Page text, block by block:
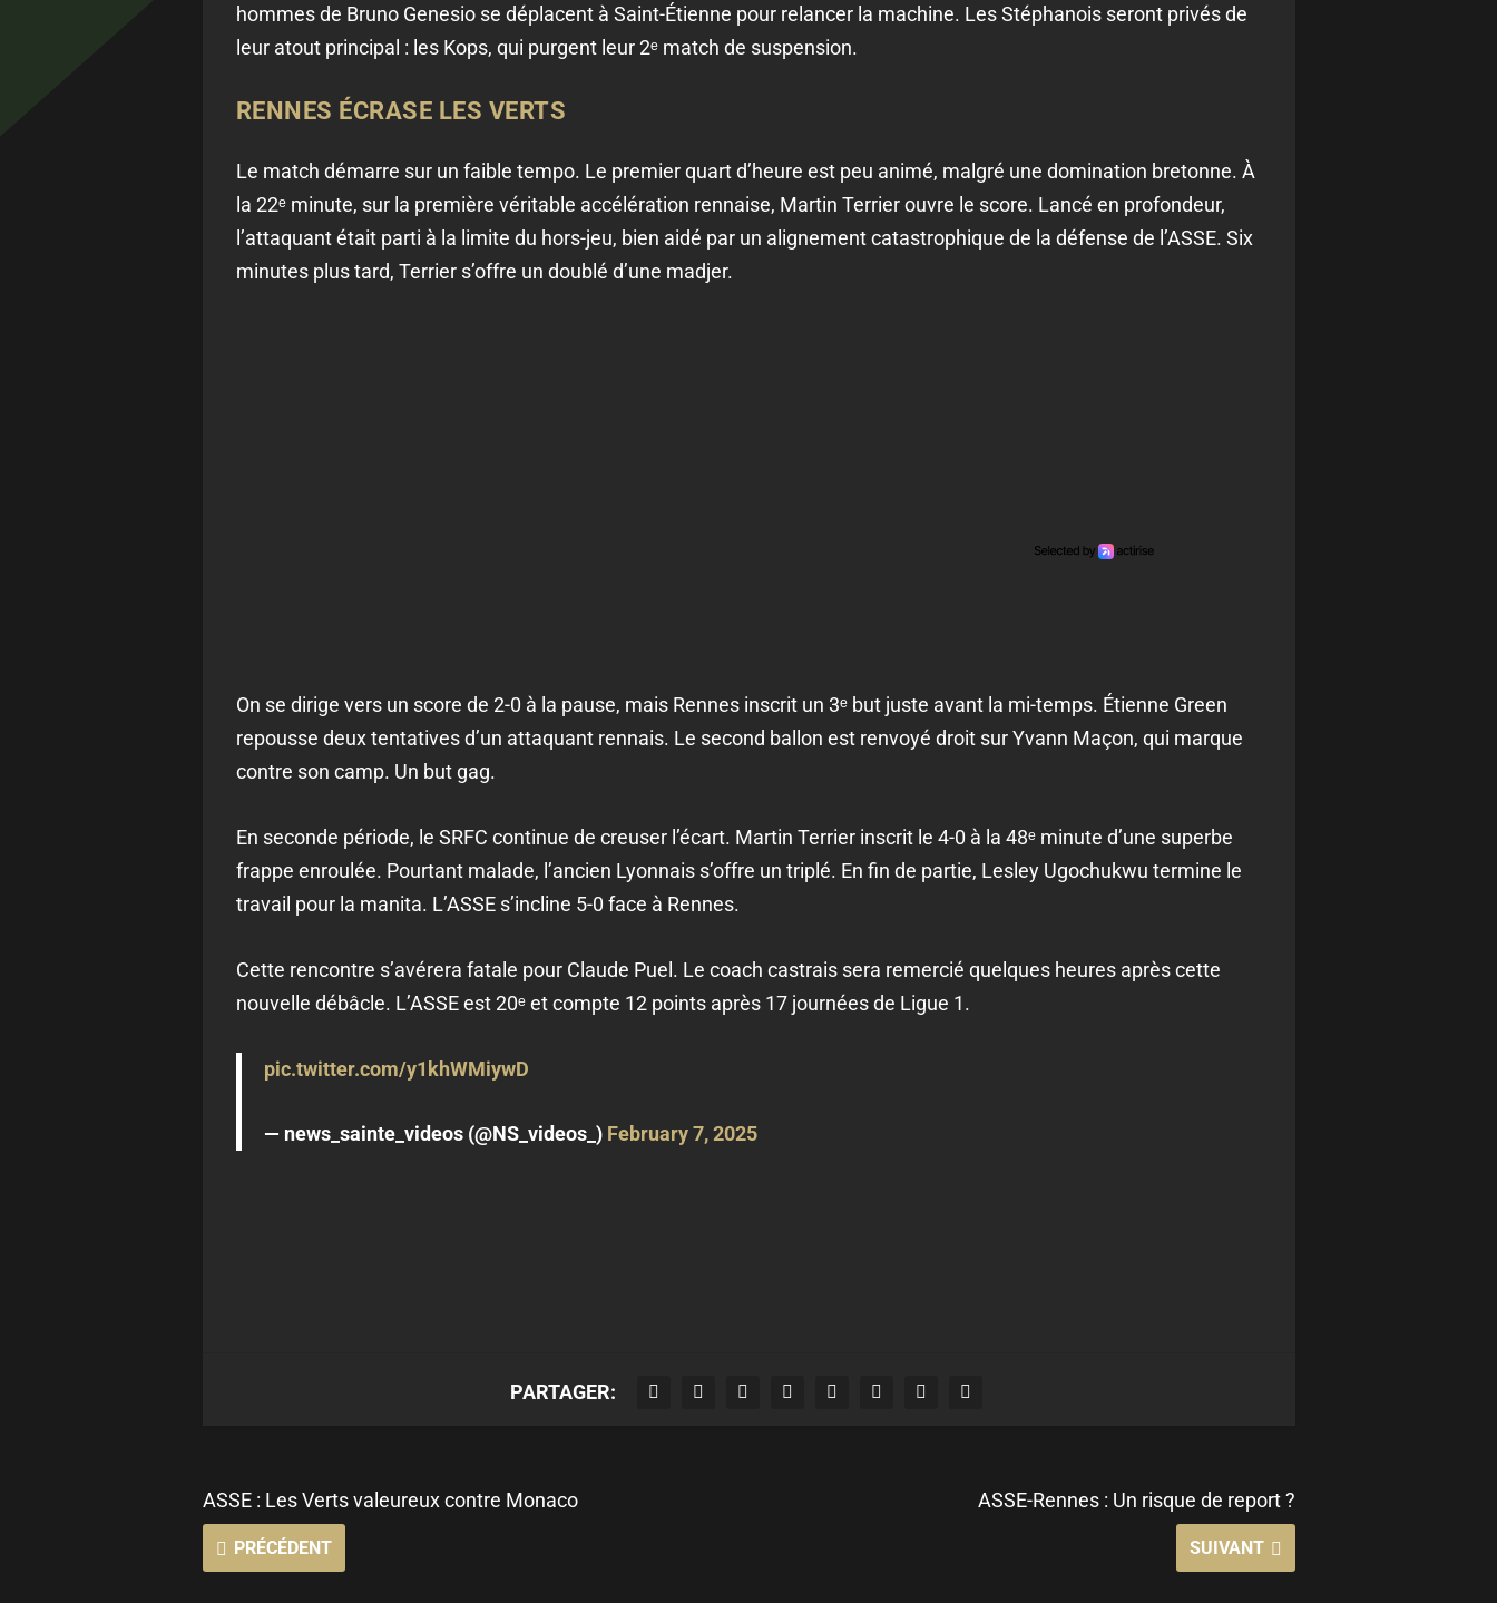
hommes de Bruno Genesio se déplacent à Saint-Étienne pour relancer la machine. Les Stéphanois seront privés de
leur atout principal : les Kops, qui purgent leur 2ᵉ match de suspension.
RENNES ÉCRASE LES VERTS
Le match démarre sur un faible tempo. Le premier quart d’heure est peu animé, malgré une domination bretonne. À
la 22ᵉ minute, sur la première véritable accélération rennaise, Martin Terrier ouvre le score. Lancé en profondeur,
l’attaquant était parti à la limite du hors-jeu, bien aidé par un alignement catastrophique de la défense de l’ASSE. Six
minutes plus tard, Terrier s’offre un doublé d’une madjer.
On se dirige vers un score de 2-0 à la pause, mais Rennes inscrit un 3ᵉ but juste avant la mi-temps. Étienne Green
repousse deux tentatives d’un attaquant rennais. Le second ballon est renvoyé droit sur Yvann Maçon, qui marque
contre son camp. Un but gag.
En seconde période, le SRFC continue de creuser l’écart. Martin Terrier inscrit le 4-0 à la 48ᵉ minute d’une superbe
frappe enroulée. Pourtant malade, l’ancien Lyonnais s’offre un triplé. En fin de partie, Lesley Ugochukwu termine le
travail pour la manita. L’ASSE s’incline 5-0 face à Rennes.
Cette rencontre s’avérera fatale pour Claude Puel. Le coach castrais sera remercié quelques heures après cette
nouvelle débâcle. L’ASSE est 20ᵉ et compte 12 points après 17 journées de Ligue 1.
pic.twitter.com/y1khWMiywD
— news_sainte_videos (@NS_videos_) February 7, 2025
PARTAGER:
ASSE : Les Verts valeureux contre Monaco
PRÉCÉDENT
ASSE-Rennes : Un risque de report ?
SUIVANT